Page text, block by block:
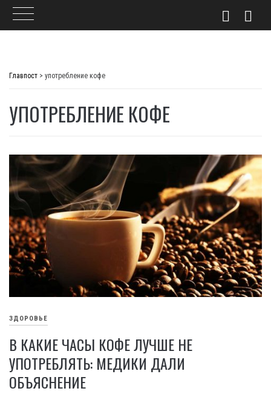
Главпост > употребление кофе
УПОТРЕБЛЕНИЕ КОФЕ
ЗДОРОВЬЕ
В КАКИЕ ЧАСЫ КОФЕ ЛУЧШЕ НЕ
УПОТРЕБЛЯТЬ: МЕДИКИ ДАЛИ
ОБЪЯСНЕНИЕ